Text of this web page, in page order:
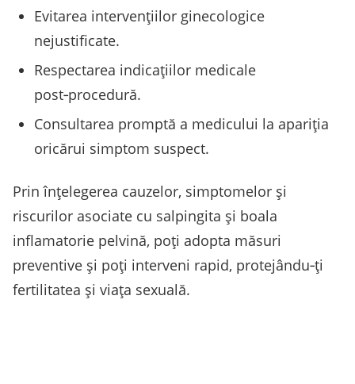
Evitarea intervențiilor ginecologice
nejustificate.
Respectarea indicațiilor medicale
post‑procedură.
Consultarea promptă a medicului la apariția
oricărui simptom suspect.
Prin înțelegerea cauzelor, simptomelor și
riscurilor asociate cu salpingita și boala
inflamatorie pelvină, poți adopta măsuri
preventive și poți interveni rapid, protejându‑ți
fertilitatea și viața sexuală.